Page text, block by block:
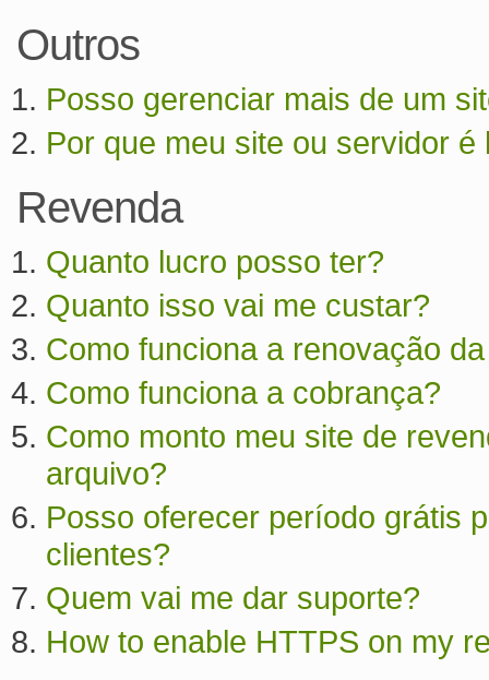
Outros
Posso gerenciar mais de um
Por que meu site ou servidor é
Revenda
Quanto lucro posso ter?
Quanto isso vai me custar?
Como funciona a renovação
Como funciona a cobrança?
Como monto meu site de
arquivo?
Posso oferecer período grátis
clientes?
Quem vai me dar suporte?
How to enable HTTPS on my